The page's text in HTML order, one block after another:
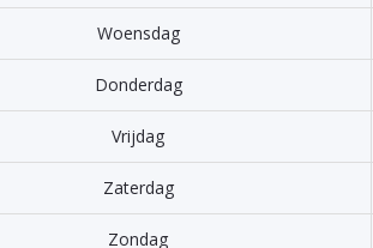
Woensdag
Donderdag
Vrijdag
Zaterdag
Zondag